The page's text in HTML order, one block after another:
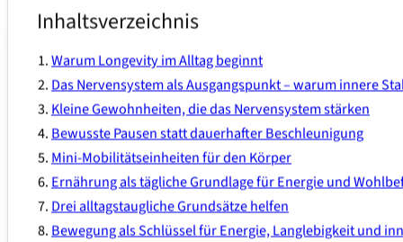
Inhaltsverzeichnis
Warum Longevity im Alltag beginnt
Das Nervensystem als Ausgangspunkt – warum innere
Kleine Gewohnheiten, die das Nervensystem stärken
Bewusste Pausen statt dauerhafter Beschleunigung
Mini-Mobilitätseinheiten für den Körper
Ernährung als tägliche Grundlage für Energie und
Drei alltagstaugliche Grundsätze helfen
Bewegung als Schlüssel für Energie, Langlebigkeit und